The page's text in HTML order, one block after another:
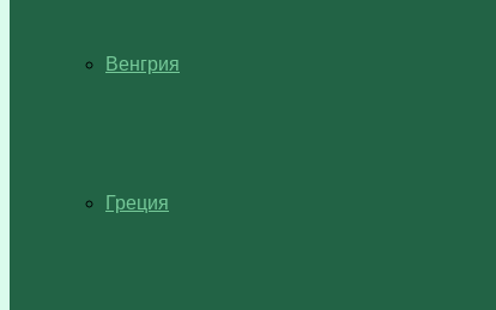
Венгрия
Греция